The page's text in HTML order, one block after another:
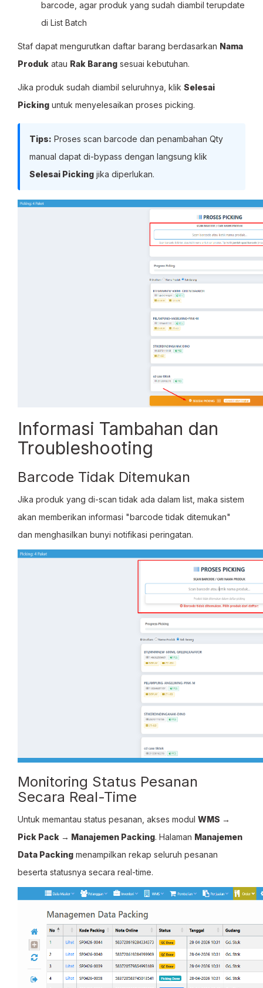
barcode, agar produk yang sudah diambil terupdate
di List Batch
Staf dapat mengurutkan daftar barang berdasarkan Nama
Produk atau Rak Barang sesuai kebutuhan.
Jika produk sudah diambil seluruhnya, klik Selesai
Picking untuk menyelesaikan proses picking.
Tips: Proses scan barcode dan penambahan Qty
manual dapat di-bypass dengan langsung klik
Selesai Picking jika diperlukan.
Informasi Tambahan dan
Troubleshooting
Barcode Tidak Ditemukan
Jika produk yang di-scan tidak ada dalam list, maka sistem
akan memberikan informasi "barcode tidak ditemukan"
dan menghasilkan bunyi notifikasi peringatan.
Monitoring Status Pesanan
Secara Real-Time
Untuk memantau status pesanan, akses modul WMS →
Pick Pack → Manajemen Packing. Halaman Manajemen
Data Packing menampilkan rekap seluruh pesanan
beserta statusnya secara real-time.